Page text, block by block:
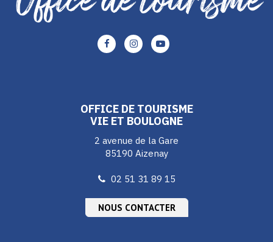
Lien
vers
Lien
vers
Lien
vers
OFFICE DE TOURISME
VIE ET BOULOGNE
2 avenue de la Gare
85190 Aizenay
02 51 31 89 15
NOUS CONTACTER